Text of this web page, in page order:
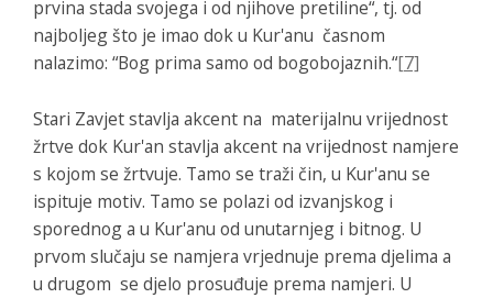
prvina stada svojega i od njihove pretiline“, tj. od
najboljeg što je imao dok u Kur'anu časnom
nalazimo: “Bog prima samo od bogobojaznih.“[7]
Stari Zavjet stavlja akcent na materijalnu vrijednost
žrtve dok Kur'an stavlja akcent na vrijednost namjere
s kojom se žrtvuje. Tamo se traži čin, u Kur'anu se
ispituje motiv. Tamo se polazi od izvanjskog i
sporednog a u Kur'anu od unutarnjeg i bitnog. U
prvom slučaju se namjera vrjednuje prema djelima a
u drugom se djelo prosuđuje prema namjeri. U